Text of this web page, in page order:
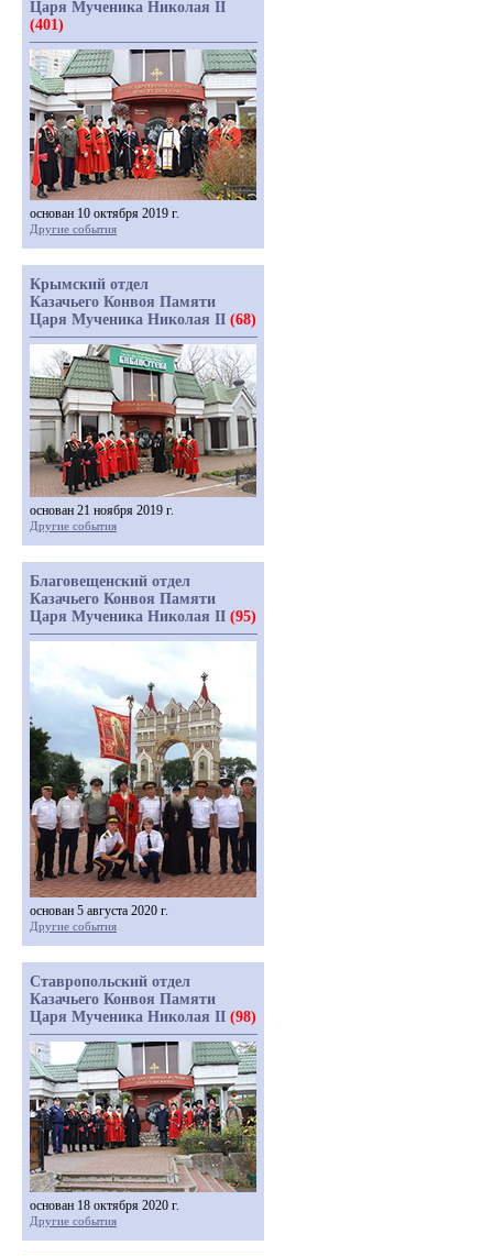
Царя Мученика Николая II
(401)
основан 10 октября 2019 г.
Другие события
Крымский отдел
Казачьего Конвоя Памяти
Царя Мученика Николая II (68)
основан 21 ноября 2019 г.
Другие события
Благовещенский отдел
Казачьего Конвоя Памяти
Царя Мученика Николая II (95)
основан 5 августа 2020 г.
Другие события
Ставропольский отдел
Казачьего Конвоя Памяти
Царя Мученика Николая II (98)
основан 18 октября 2020 г.
Другие события